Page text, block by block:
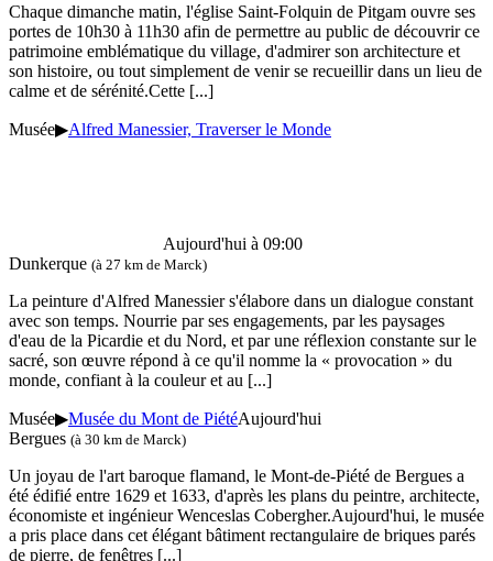
Chaque dimanche matin, l'église Saint-Folquin de Pitgam ouvre ses
portes de 10h30 à 11h30 afin de permettre au public de découvrir ce
patrimoine emblématique du village, d'admirer son architecture et
son histoire, ou tout simplement de venir se recueillir dans un lieu de
calme et de sérénité.Cette [...]
Musée▶Alfred Manessier, Traverser le Monde
Aujourd'hui à 09:00
Dunkerque (à 27 km de Marck)
La peinture d'Alfred Manessier s'élabore dans un dialogue constant
avec son temps. Nourrie par ses engagements, par les paysages
d'eau de la Picardie et du Nord, et par une réflexion constante sur le
sacré, son œuvre répond à ce qu'il nomme la « provocation » du
monde, confiant à la couleur et au [...]
Musée▶Musée du Mont de PiétéAujourd'hui
Bergues (à 30 km de Marck)
Un joyau de l'art baroque flamand, le Mont-de-Piété de Bergues a
été édifié entre 1629 et 1633, d'après les plans du peintre, architecte,
économiste et ingénieur Wenceslas Cobergher.Aujourd'hui, le musée
a pris place dans cet élégant bâtiment rectangulaire de briques parés
de pierre, de fenêtres [...]